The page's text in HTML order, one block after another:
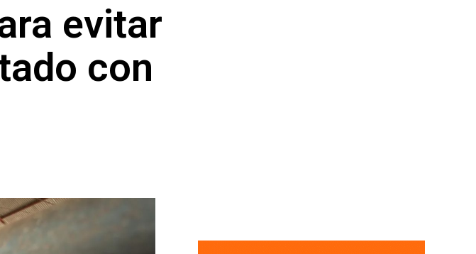
evitar
con